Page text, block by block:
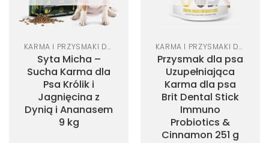
KARMA I PRZYSMAKI DLA PSA
Syta Micha –
Sucha Karma dla
Psa Królik i
Jagnięcina z
Dynią i Ananasem
9 kg
KARMA I PRZYSMAKI DLA PSA
Przysmak dla psa
Uzupełniająca
Karma dla psa
Brit Dental Stick
Immuno
Probiotics &
Cinnamon 251 g